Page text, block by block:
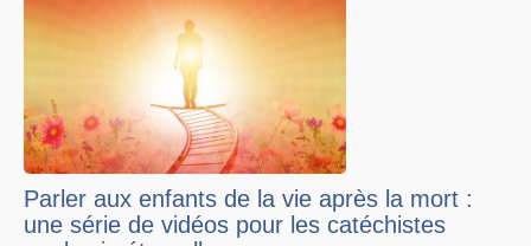
Parler aux enfants de la vie après la mort :
une série de vidéos pour les catéchistes